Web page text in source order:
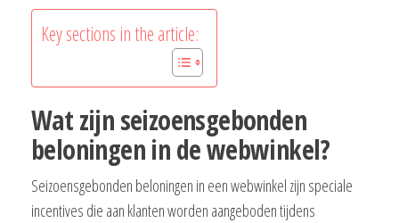
Key sections in the article:
Wat zijn seizoensgebonden
beloningen in de webwinkel?
Seizoensgebonden beloningen in een webwinkel zijn speciale
incentives die aan klanten worden aangeboden tijdens